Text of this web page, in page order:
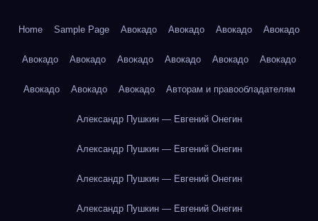
Home Sample Page Авокадо Авокадо Авокадо Авокадо
Авокадо Авокадо Авокадо Авокадо Авокадо Авокадо
Авокадо Авокадо Авокадо Авторам и правообладателям
Александр Пушкин — Евгений Онегин
Александр Пушкин — Евгений Онегин
Александр Пушкин — Евгений Онегин
Александр Пушкин — Евгений Онегин